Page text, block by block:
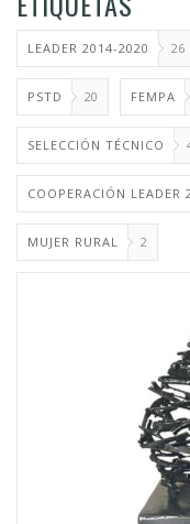
LEADER 2014-2020 26
PSTD 20 FEMPA
SELECCIÓN TÉCNICO
COOPERACIÓN LEADER
MUJER RURAL 2